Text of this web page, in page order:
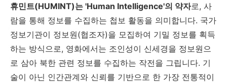
휴민트(HUMINT)는 'Human Intelligence'의 약자로, 사
람을 통해 정보를 수집하는 첩보 활동을 의미합니다. 국가
정보기관이 정보원(협조자)을 모집하여 기밀 정보를 획득
하는 방식으로, 영화에서는 조인성이 신세경을 정보원으
로 삼아 북한 관련 정보를 수집하는 작전을 그립니다. 기
술이 아닌 인간관계와 신뢰를 기반으로 한 가장 전통적이